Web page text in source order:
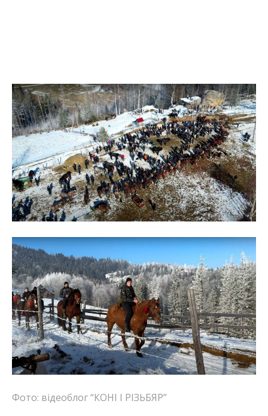
Фото: відеоблог “КОНІ І РІЗЬБЯР”